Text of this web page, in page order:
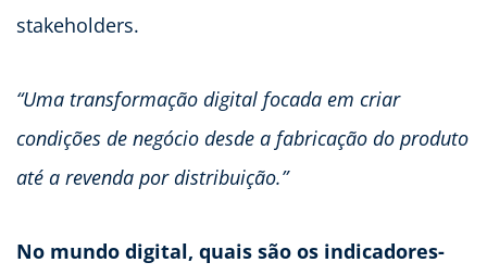
stakeholders.
“Uma transformação digital focada em criar
condições de negócio desde a fabricação do produto
até a revenda por distribuição.”
No mundo digital, quais são os indicadores-